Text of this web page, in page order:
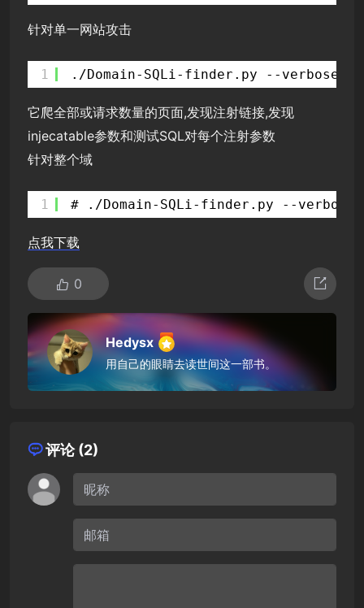
针对单一网站攻击
1 ./Domain-SQLi-finder.py --
它爬全部或请求数量的页面,发现注射链接,发现
injecatable参数和测试SQL对每个注射参数
针对整个域
1 # ./Domain-SQLi-finder.py --
点我下载
0
Hedysx
用自己的眼睛去读世间这一部书。
评论 (2)